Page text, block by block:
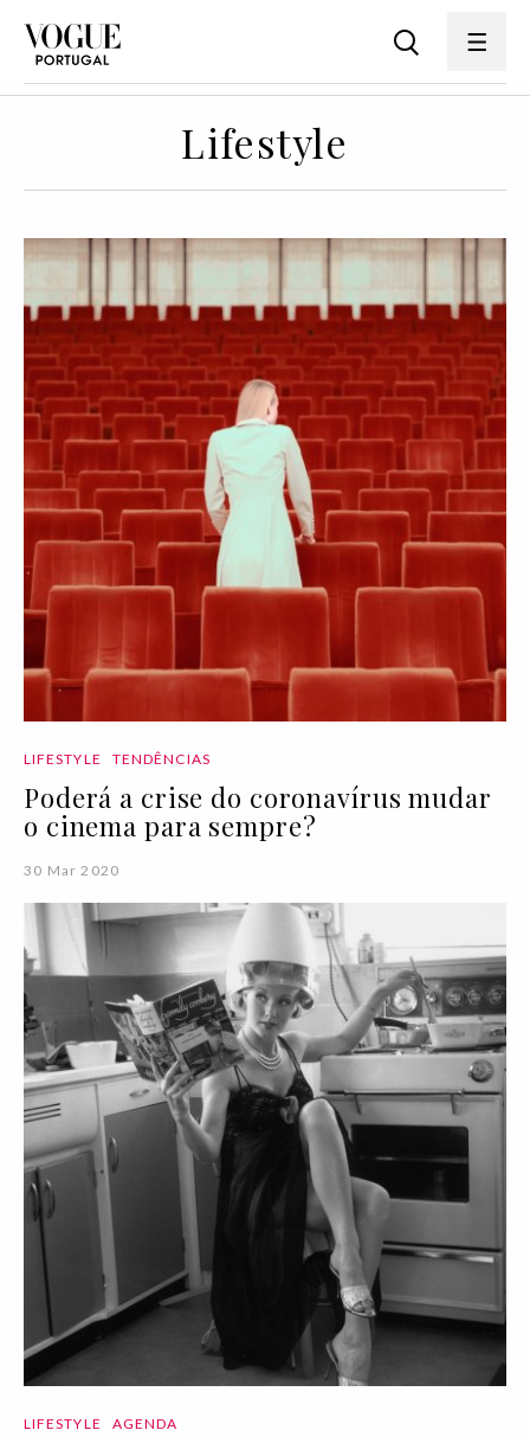
Lifestyle
LIFESTYLE TENDÊNCIAS
Poderá a crise do coronavírus mudar
o cinema para sempre?
30 Mar 2020
LIFESTYLE AGENDA